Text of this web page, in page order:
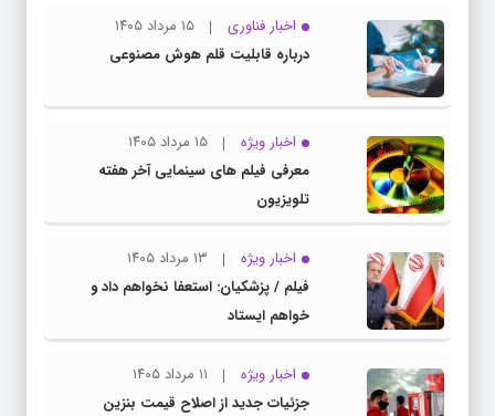
اخبار فناوری
۱۵ مرداد ۱۴۰۵
درباره قابلیت قلم هوش مصنوعی
اخبار ویژه
۱۵ مرداد ۱۴۰۵
معرفی فیلم های سینمایی آخر هفته
تلویزیون
اخبار ویژه
۱۳ مرداد ۱۴۰۵
فیلم / پزشکیان: استعفا نخواهم داد و
خواهم ایستاد
اخبار ویژه
۱۱ مرداد ۱۴۰۵
جزئیات جدید از اصلاح قیمت بنزین